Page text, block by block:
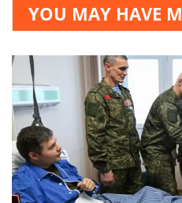
YOU MAY HAVE